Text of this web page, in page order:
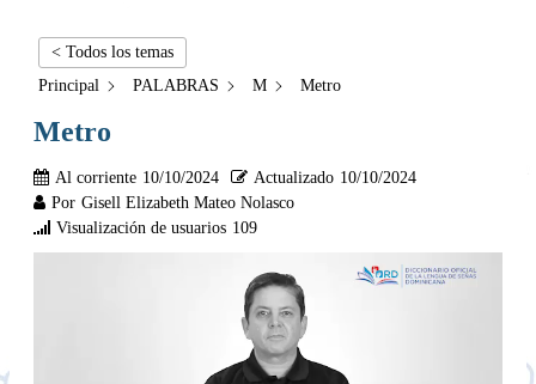
< Todos los temas
Principal
PALABRAS M Metro
Metro
Al corriente 10/10/2024 Actualizado 10/10/2024
Por Gisell Elizabeth Mateo Nolasco
Visualización de usuarios 109